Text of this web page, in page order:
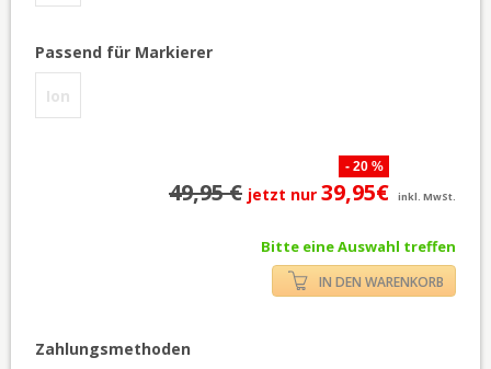
Passend für Markierer
Ion
- 20 %
49,95 € jetzt nur 39,95€ inkl. MwSt.
Bitte eine Auswahl treffen
IN DEN WARENKORB
Zahlungsmethoden